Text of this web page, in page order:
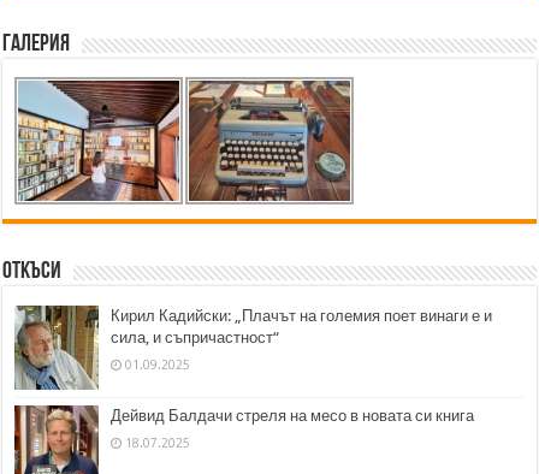
Галерия
Откъси
Кирил Кадийски: „Плачът на големия поет винаги е и
сила, и съпричастност“
01.09.2025
Дейвид Балдачи стреля на месо в новата си книга
18.07.2025